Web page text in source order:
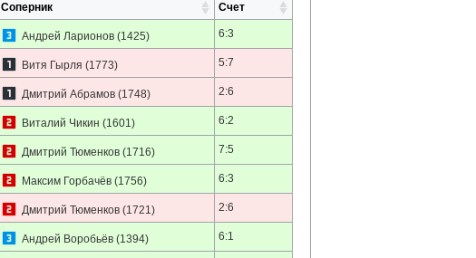
Соперник Счет
Андрей Ларионов(1425) 6:3
Витя Гырля (1773) 5:7
Дмитрий Абрамов(1748) 2:6
Виталий Чикин (1601) 6:2
Дмитрий Тюменков(1716) 7:5
Максим Горбачёв(1756) 6:3
Дмитрий Тюменков(1721) 2:6
Андрей Воробьёв(1394) 6:1